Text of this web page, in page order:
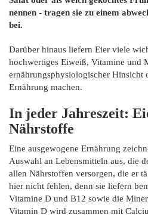
nennen - tragen sie zu einem
bei.
Darüber hinaus liefern Eier viele
hochwertiges Eiweiß, Vitamine und
ernährungsphysiologischer Hinsicht
Ernährung machen.
In jeder Jahreszeit:
Nährstoffe
Eine ausgewogene Ernährung
Auswahl an Lebensmitteln aus, die
allen Nährstoffen versorgen, die er
hier nicht fehlen, denn sie liefern
Vitamine D und B12 sowie die
Vitamin D wird zusammen mit